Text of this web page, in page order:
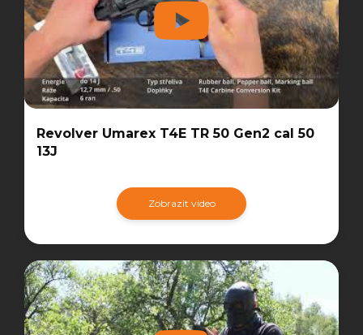
Revolver Umarex T4E TR 50 Gen2 cal 50
13J
Zobrazit video